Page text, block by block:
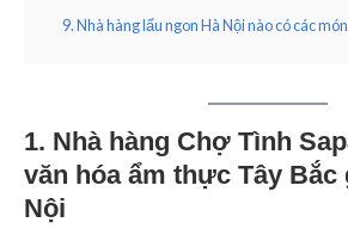
9. Nhà hàng lẩu ngon Hà Nội nào có các
1. Nhà hàng Chợ Tình
văn hóa ẩm thực Tây Bắc
Nội